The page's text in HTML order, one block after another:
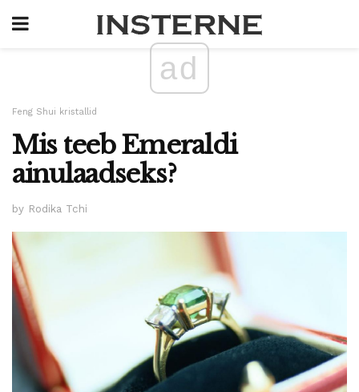
ad
Feng Shui kristallid
Mis teeb Emeraldi
ainulaadseks?
by Rodika Tchi